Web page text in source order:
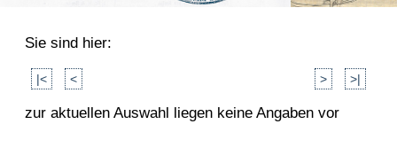
Sie sind hier:
|< < > >|
zur aktuellen Auswahl liegen keine Angaben vor